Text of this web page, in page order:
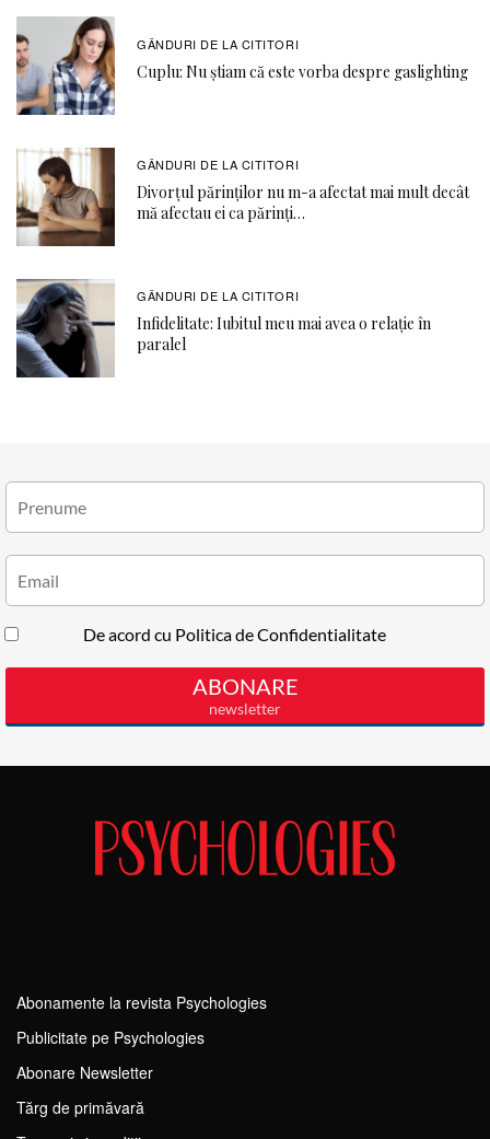
GÂNDURI DE LA CITITORI
Cuplu: Nu știam că este vorba despre gaslighting
GÂNDURI DE LA CITITORI
Divorțul părinților nu m-a afectat mai mult decât
mă afectau ei ca părinți…
GÂNDURI DE LA CITITORI
Infidelitate: Iubitul meu mai avea o relație în
paralel
Abonamente la revista Psychologies
Publicitate pe Psychologies
Abonare Newsletter
Tărg de primăvară